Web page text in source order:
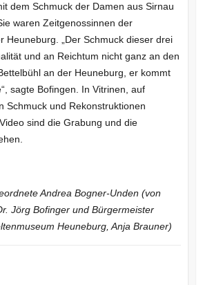
dem Schmuck der Damen aus Sirnau
waren Zeitgenossinnen der
Heuneburg. „Der Schmuck dieser drei
und an Reichtum nicht ganz an den
an der Heuneburg, er kommt
sagte Bofingen. In Vitrinen, auf
Schmuck und Rekonstruktionen
sind die Grabung und die
Andrea Bogner-Unden (von
Jörg Bofinger und Bürgermeister
Heuneburg, Anja Brauner)